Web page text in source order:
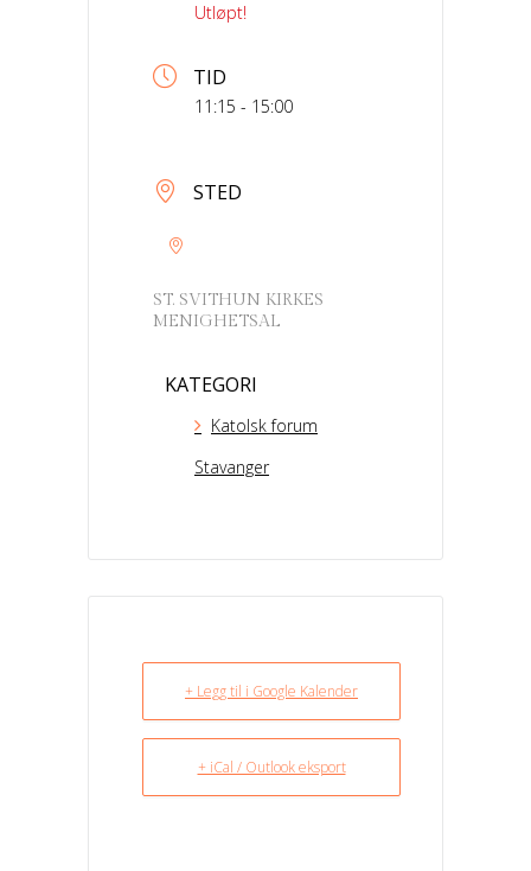
Utløpt!
TID
11:15 - 15:00
STED
ST. SVITHUN KIRKES
MENIGHETSAL
KATEGORI
Katolsk forum
Stavanger
+ Legg til i Google Kalender
+ iCal / Outlook eksport